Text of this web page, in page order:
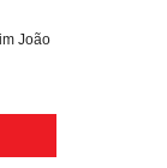
João